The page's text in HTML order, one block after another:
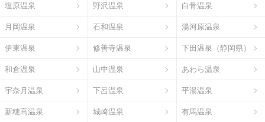
塩原温泉 野沢温泉 白骨温泉
月岡温泉 石和温泉 湯河原温泉
伊東温泉 修善寺温泉 下田温泉（静岡県）
和倉温泉 山中温泉 あわら温泉
宇奈月温泉 下呂温泉 平湯温泉
新穂高温泉 城崎温泉 有馬温泉